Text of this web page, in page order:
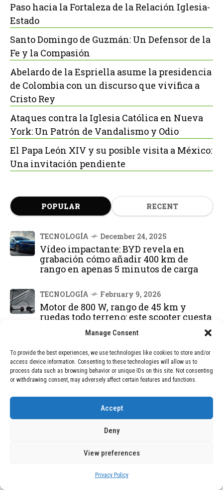
Manage Consent
To provide the best experiences, we use technologies like cookies to store and/or
access device information. Consenting to these technologies will allow us to
process data such as browsing behavior or unique IDs on this site. Not consenting
or withdrawing consent, may adversely affect certain features and functions.
Accept
Deny
View preferences
Privacy Policy
Paso hacia la Fortaleza de la Relación Iglesia-
Estado
Santo Domingo de Guzmán: Un Defensor de la
Fe y la Compasión
Abelardo de la Espriella asume la presidencia
de Colombia con un discurso que vivifica a
Cristo Rey
Ataques contra la Iglesia Católica en Nueva
York: Un Patrón de Vandalismo y Odio
El Papa León XIV y su posible visita a México:
Una invitación pendiente
POPULAR RECENT
TECNOLOGÍA December 24, 2025
Vídeo impactante: BYD revela en
grabación cómo añadir 400 km de
rango en apenas 5 minutos de carga
TECNOLOGÍA February 9, 2026
Motor de 800 W, rango de 45 km y
ruedas todo terreno: este scooter cuesta
adquisición impresionante
BLOG December 24, 2025
GAME se Une a la Oferta de Balizas V16
Geolocalizadas, Obligatorias a Partir de
2026
BLOG December 24, 2025
Devastadora Explosión en Residencia
Menos Dos Víctimas Fatales